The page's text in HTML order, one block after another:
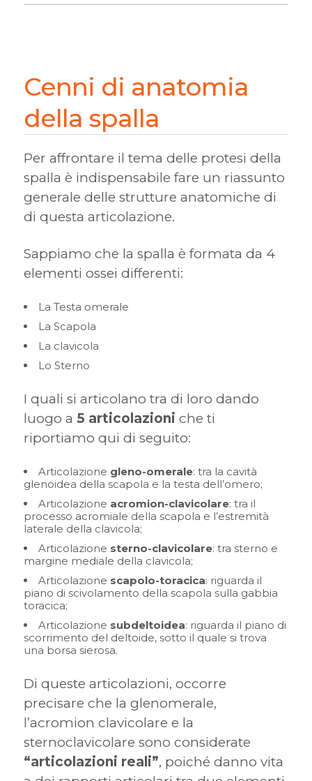
Cenni di anatomia
della spalla
Per affrontare il tema delle protesi della
spalla è indispensabile fare un riassunto
generale delle strutture anatomiche di
di questa articolazione.
Sappiamo che la spalla è formata da 4
elementi ossei differenti:
La Testa omerale
La Scapola
La clavicola
Lo Sterno
I quali si articolano tra di loro dando
luogo a 5 articolazioni che ti
riportiamo qui di seguito:
Articolazione gleno-omerale: tra la cavità
glenoidea della scapola e la testa dell’omero;
Articolazione acromion-clavicolare: tra il
processo acromiale della scapola e l’estremità
laterale della clavicola;
Articolazione sterno-clavicolare: tra sterno e
margine mediale della clavicola;
Articolazione scapolo-toracica: riguarda il
piano di scivolamento della scapola sulla gabbia
toracica;
Articolazione subdeltoidea: riguarda il piano di
scorrimento del deltoide, sotto il quale si trova
una borsa sierosa.
Di queste articolazioni, occorre
precisare che la glenomerale,
l’acromion clavicolare e la
sternoclavicolare sono considerate
“articolazioni reali”, poiché danno vita